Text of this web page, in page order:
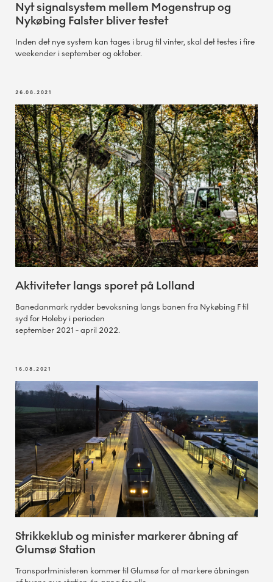
Nyt signalsystem mellem Mogenstrup og
Nykøbing Falster bliver testet
Inden det nye system kan tages i brug til vinter, skal det testes i fire
weekender i september og oktober.
26.08.2021
Aktiviteter langs sporet på Lolland
Banedanmark rydder bevoksning langs banen fra Nykøbing F til
syd for Holeby i perioden
september 2021 - april 2022.
16.08.2021
Strikkeklub og minister markerer åbning af
Glumsø Station
Transportministeren kommer til Glumsø for at markere åbningen